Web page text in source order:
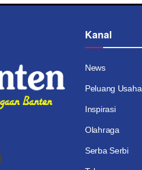
Kanal
News
Peluang Usaha
Inspirasi
Olahraga
Serba Serbi